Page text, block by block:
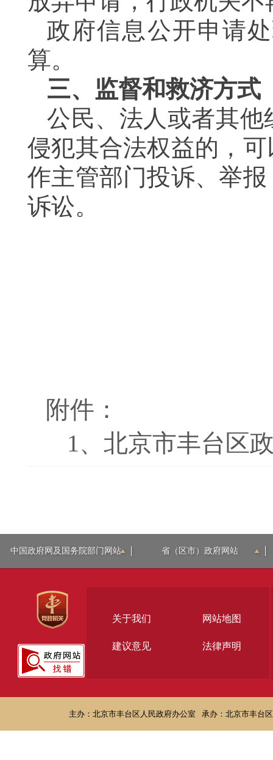
政府信息公开申请
算。
三、监督和救济方式
公民、法人或者其
侵犯其合法权益的，
作主管部门投诉、举
诉讼。
附件：
1、 北京市丰台区
中国政府网及国务院部门网站 省（区市）政府网站
关于我们 网站地图
建议意见 法律声明
主办：北京市丰台区人民政府办公室 承办：北京市丰台